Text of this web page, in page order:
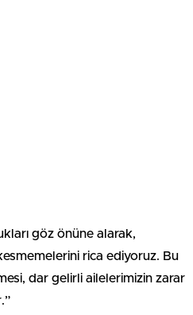
göz önüne alarak,
rica ediyoruz. Bu
dar gelirli ailelerimizin zarar